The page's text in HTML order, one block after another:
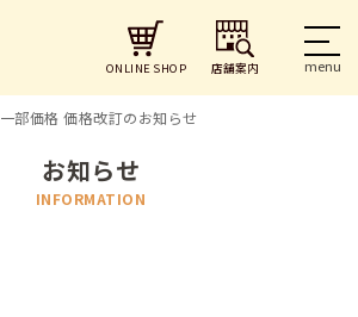
ONLINE SHOP 店舗案内
一部価格 価格改訂のお知らせ
お知らせ
INFORMATION